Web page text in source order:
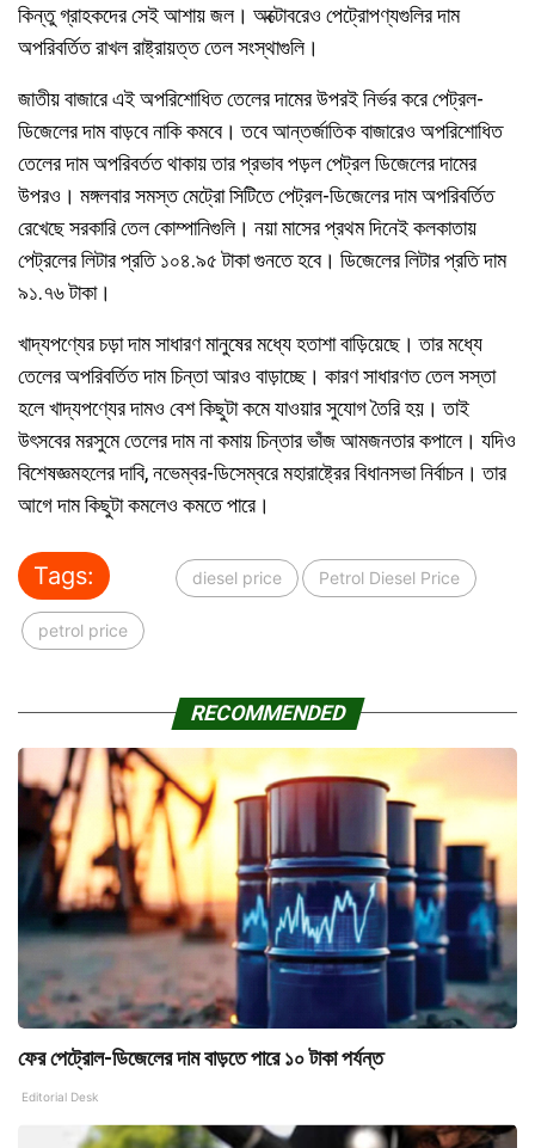
কিন্তু গ্রাহকদের সেই আশায় জল। অক্টোবরেও পেট্রোপণ্যগুলির দাম
অপরিবর্তিত রাখল রাষ্ট্রায়ত্ত তেল সংস্থাগুলি।
জাতীয় বাজারে এই অপরিশোধিত তেলের দামের উপরই নির্ভর করে পেট্রল-
ডিজেলের দাম বাড়বে নাকি কমবে। তবে আন্তর্জাতিক বাজারেও অপরিশোধিত
তেলের দাম অপরিবর্তত থাকায় তার প্রভাব পড়ল পেট্রল ডিজেলের দামের
উপরও। মঙ্গলবার সমস্ত মেট্রো সিটিতে পেট্রল-ডিজেলের দাম অপরিবর্তিত
রেখেছে সরকারি তেল কোম্পানিগুলি। নয়া মাসের প্রথম দিনেই কলকাতায়
পেট্রলের লিটার প্রতি ১০৪.৯৫ টাকা গুনতে হবে। ডিজেলের লিটার প্রতি দাম
৯১.৭৬ টাকা।
খাদ্যপণ্যের চড়া দাম সাধারণ মানুষের মধ্যে হতাশা বাড়িয়েছে। তার মধ্যে
তেলের অপরিবর্তিত দাম চিন্তা আরও বাড়াচ্ছে। কারণ সাধারণত তেল সস্তা
হলে খাদ্যপণ্যের দামও বেশ কিছুটা কমে যাওয়ার সুযোগ তৈরি হয়। তাই
উৎসবের মরসুমে তেলের দাম না কমায় চিন্তার ভাঁজ আমজনতার কপালে। যদিও
বিশেষজ্ঞমহলের দাবি, নভেম্বর-ডিসেম্বরে মহারাষ্ট্রের বিধানসভা নির্বাচন। তার
আগে দাম কিছুটা কমলেও কমতে পারে।
Tags: diesel price Petrol Diesel Price
petrol price
RECOMMENDED
ফের পেট্রোল-ডিজেলের দাম বাড়তে পারে ১০ টাকা পর্যন্ত
Editorial Desk